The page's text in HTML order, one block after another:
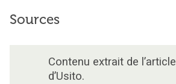
Sources
Contenu extrait de l’article
d’Usito.